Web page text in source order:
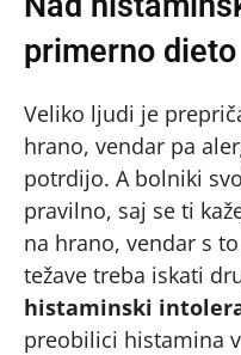
primerno dieto
Veliko ljudi je
hrano, vendar pa
potrdijo. A bolniki
pravilno, saj se ti
na hrano, vendar s
težave treba iskati
histaminski
preobilici histamina